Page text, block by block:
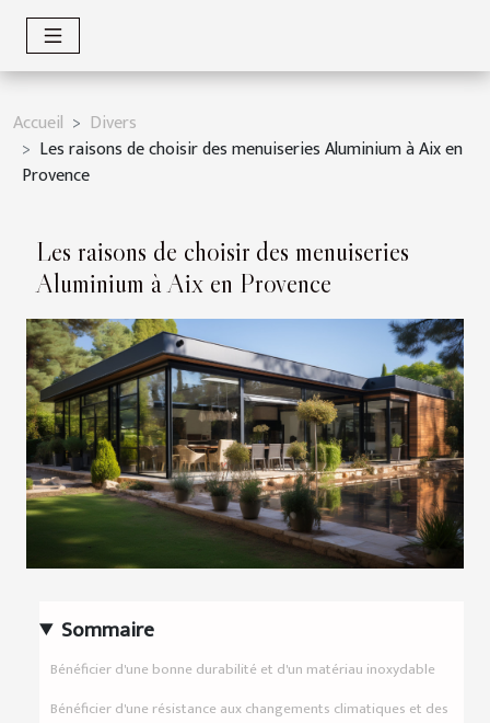
Accueil
Divers
Les raisons de choisir des menuiseries Aluminium à Aix en
Provence
Les raisons de choisir des menuiseries
Aluminium à Aix en Provence
Sommaire
Bénéficier d'une bonne durabilité et d'un matériau inoxydable
Bénéficier d'une résistance aux changements climatiques et des